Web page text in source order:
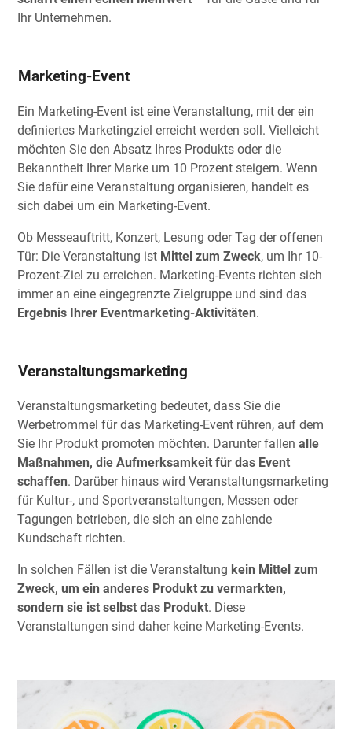
Ihr Unternehmen.
Marketing-Event
Ein Marketing-Event ist eine Veranstaltung, mit der ein
definiertes Marketingziel erreicht werden soll. Vielleicht
möchten Sie den Absatz Ihres Produkts oder die
Bekanntheit Ihrer Marke um 10 Prozent steigern. Wenn
Sie dafür eine Veranstaltung organisieren, handelt es
sich dabei um ein Marketing-Event.
Ob Messeauftritt, Konzert, Lesung oder Tag der offenen
Tür: Die Veranstaltung ist Mittel zum Zweck, um Ihr 10-
Prozent-Ziel zu erreichen. Marketing-Events richten sich
immer an eine eingegrenzte Zielgruppe und sind das
Ergebnis Ihrer Eventmarketing-Aktivitäten.
Veranstaltungsmarketing
Veranstaltungsmarketing bedeutet, dass Sie die
Werbetrommel für das Marketing-Event rühren, auf dem
Sie Ihr Produkt promoten möchten. Darunter fallenalle
Maßnahmen, die Aufmerksamkeit für das Event
schaffen. Darüber hinaus wird Veranstaltungsmarketing
für Kultur-, und Sportveranstaltungen, Messen oder
Tagungen betrieben, die sich an eine zahlende
Kundschaft richten.
In solchen Fällen ist die Veranstaltung kein Mittel zum
Zweck, um ein anderes Produkt zu vermarkten,
sondern sie ist selbst das Produkt. Diese
Veranstaltungen sind daher keine Marketing-Events.